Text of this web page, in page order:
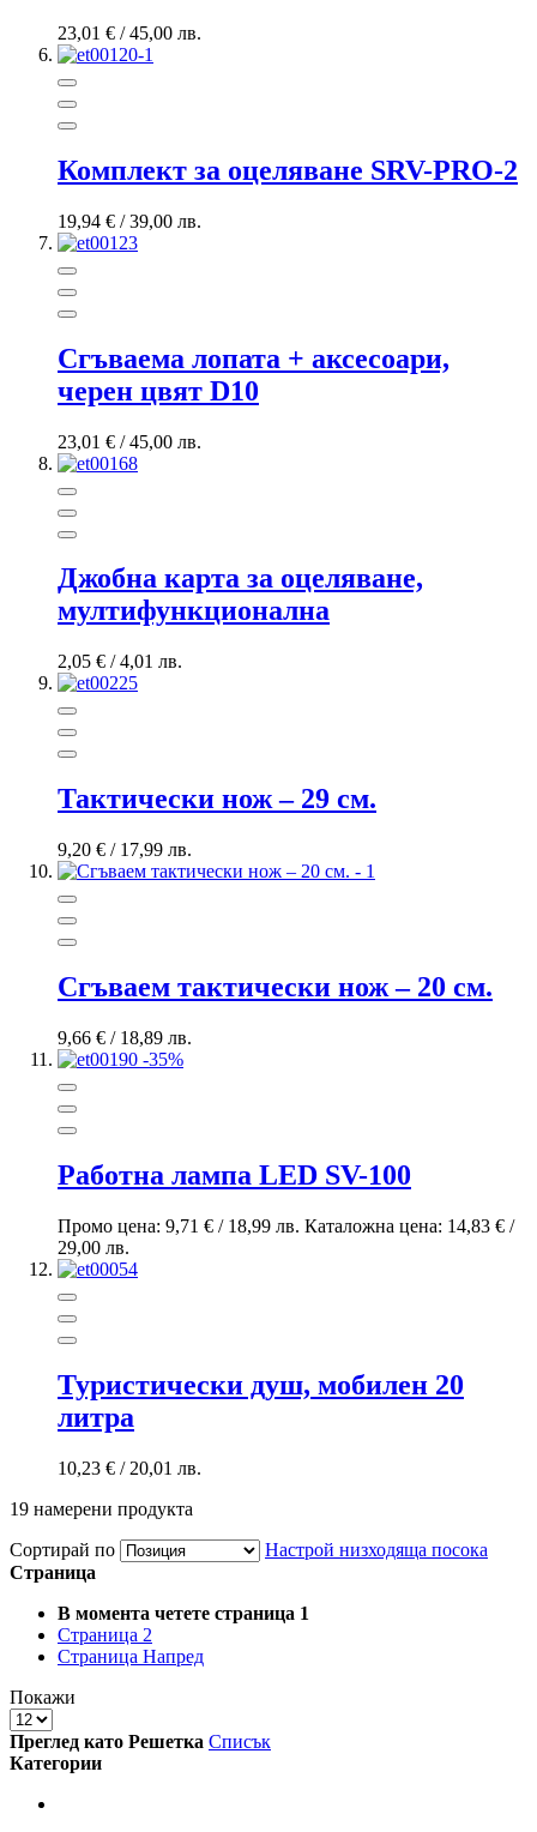
23,01 € /45,00 лв.
Комплект за оцеляване SRV-PRO-2
19,94 € /39,00 лв.
Сгъваема лопата + аксесоари,
черен цвят D10
23,01 € /45,00 лв.
Джобна карта за оцеляване,
мултифункционална
2,05 € /4,01 лв.
Тактически нож – 29 см.
9,20 € / 17,99 лв.
Сгъваем тактически нож – 20 см.
9,66 € / 18,89 лв.
-35%
Работна лампа LED SV-100
Промо цена: 9,71 € / 18,99 лв. Каталожна цена: 14,83 € /
29,00 лв.
Туристически душ, мобилен 20
литра
10,23 € / 20,01 лв.
19 намерени продукта
Сортирай по
Настрой низходяща посока
Страница
В момента четете страница 1
Страница 2
Страница Напред
Покажи
Преглед като Решетка Списък
Категории